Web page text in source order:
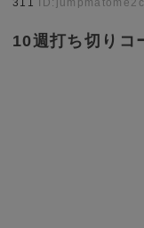
10週打ち切りコ